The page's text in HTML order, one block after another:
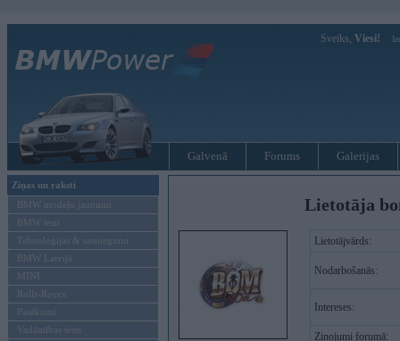
Sveiks, Viesi!
Galvenā Forums Galerijas
Ziņas un raksti
BMW modeļu jaunumi
BMW testi
Tehnoloģijas & sasniegumi
BMW Latvijā
MINI
Rolls-Royce
Pasākumi
Vadāmības tests
Lietotāja
Lietotājvārds:
Nodarbošanās:
Intereses:
Ziņojumi forumā: